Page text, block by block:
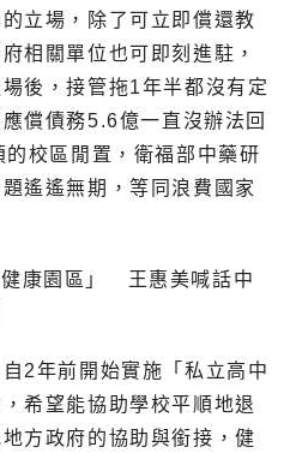
立場，除了可立即償還教
相關單位也可即刻進駐，
後，接管拖1年半都沒有定
償債務5.6億一直沒辦法回
校區閒置，衛福部中藥研
遙遙無期，等同浪費國家
2年前開始實施「私立高中
希望能協助學校平順地退
方政府的協助與銜接，健